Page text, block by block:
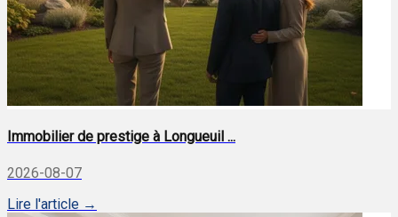
Immobilier de prestige à Longueuil ...
2026-08-07
Lire l'article →